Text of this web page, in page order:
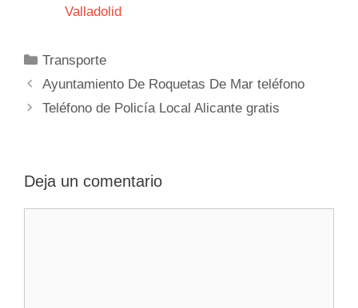
Valladolid
Categorías
Transporte
Navegación
de
Ayuntamiento De Roquetas De Mar teléfono
Teléfono de Policía Local Alicante gratis
Deja un comentario